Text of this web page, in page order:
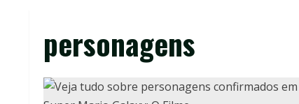
personagens